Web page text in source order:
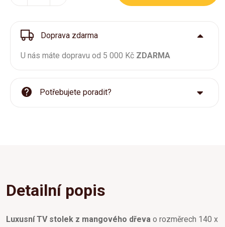
Doprava zdarma
U nás máte dopravu od 5 000 Kč ZDARMA
Potřebujete poradit?
Detailní popis
Luxusní TV stolek z mangového dřeva o rozměrech 140 x